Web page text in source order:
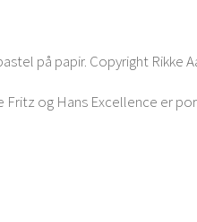
på papir. Copyright Rikke
og Hans Excellence er